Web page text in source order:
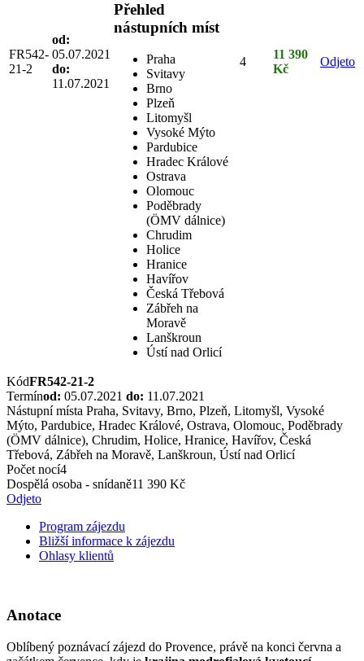
FR542-
21-2
od:
05.07.2021
do:
11.07.2021
Přehled
nástupních míst
Praha
Svitavy
Brno
Plzeň
Litomyšl
Vysoké Mýto
Pardubice
Hradec Králové
Ostrava
Olomouc
Poděbrady
(ÖMV dálnice)
Chrudim
Holice
Hranice
Havířov
Česká Třebová
Zábřeh na
Moravě
Lanškroun
Ústí nad Orlicí
4
11 390
Kč
Odjeto
KódFR542-21-2
Termínod: 05.07.2021 do: 11.07.2021
Nástupní místa Praha, Svitavy, Brno, Plzeň, Litomyšl, Vysoké
Mýto, Pardubice, Hradec Králové, Ostrava, Olomouc, Poděbrady
(ÖMV dálnice), Chrudim, Holice, Hranice, Havířov, Česká
Třebová, Zábřeh na Moravě, Lanškroun, Ústí nad Orlicí
Počet nocí4
Dospělá osoba - snídaně11 390 Kč
Odjeto
Program zájezdu
Bližší informace k zájezdu
Ohlasy klientů
Anotace
Oblíbený poznávací zájezd do Provence, právě na konci června a